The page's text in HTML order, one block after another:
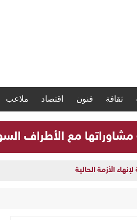
ثقافة فنون اقتصاد ملاعب
مع الأطراف